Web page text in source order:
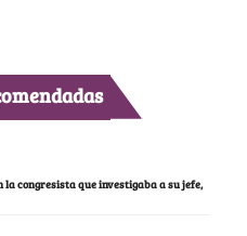
la congresista que investigaba a su jefe,